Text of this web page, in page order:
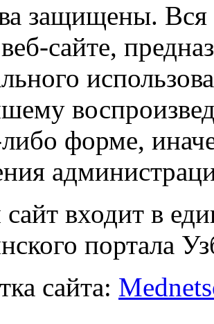
защищены.
сайте,
форме,
входит в
портала
сайта: